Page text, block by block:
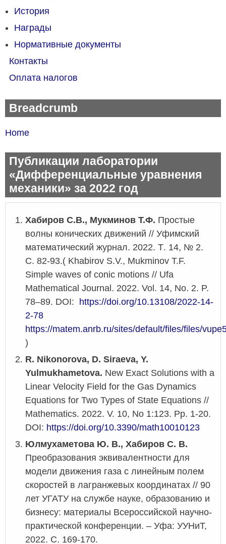
История
Награды
Нормативные документы
Контакты
Оплата налогов
Breadcrumb
Home
Публикации лаборатории
«Дифференциальные уравнения
механики» за 2022 год
Хабиров С.В., Мукминов Т.Ф. Простые
волны конических движений // Уфимский
математический журнал. 2022. Т. 14, № 2.
С. 82-93.( Khabirov S.V., Mukminov T.F.
Simple waves of conic motions // Ufa
Mathematical Journal. 2022. Vol. 14, No. 2. P.
78–89. DOI: https://doi.org/10.13108/2022-14-
2-78
https://matem.anrb.ru/sites/default/files/files/
)
R. Nikonorova, D. Siraeva, Y.
Yulmukhametova. New Exact Solutions with a
Linear Velocity Field for the Gas Dynamics
Equations for Two Types of State Equations //
Mathematics. 2022. V. 10, No 1:123. Pp. 1-20.
DOI: https://doi.org/10.3390/math10010123
Юлмухаметова Ю. В., Хабиров С. В.
Преобразования эквивалентности для
модели движения газа с линейным полем
скоростей в лагранжевых координатах // 90
лет УГАТУ на службе науке, образованию и
бизнесу: материалы Всероссийской научно-
практической конференции. – Уфа: УУНиТ,
2022. С. 169-170.